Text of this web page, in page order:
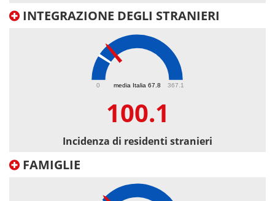
INTEGRAZIONE DEGLI STRANIERI
media Italia 67.8
0 367.1
100.1
Incidenza di residenti stranieri
FAMIGLIE